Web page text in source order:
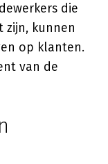
die
kunnen
op klanten.
van de